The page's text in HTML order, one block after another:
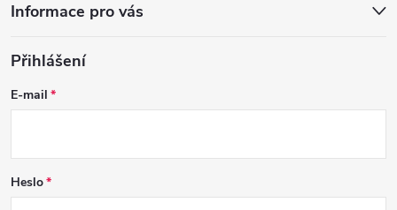
Informace pro vás
Přihlášení
E-mail
Heslo